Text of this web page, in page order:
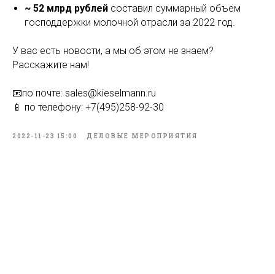
~ 52 млрд рублей составил суммарный объем
господдержки молочной отрасли за 2022 год.
У вас есть новости, а мы об этом не знаем?
Расскажите нам!
📧по почте: sales@kieselmann.ru
📱 по телефону: +7(495)258-92-30
2022-11-23 15:00 ДЕЛОВЫЕ МЕРОПРИЯТИЯ